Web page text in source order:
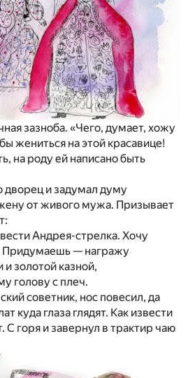
зазноба. «Чего, думает, хожу
жениться на этой красавице!
на роду ей написано быть
дворец и задумал думу
от живого мужа. Призывает
Андрея-стрелка. Хочу
Придумаешь — награжу
золотой казной,
голову с плеч.
советник, нос повесил, да
куда глаза глядят. Как извести
С горя и завернул в трактир чаю